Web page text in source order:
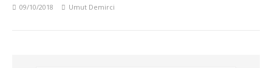
09/10/2018 Umut Demirci